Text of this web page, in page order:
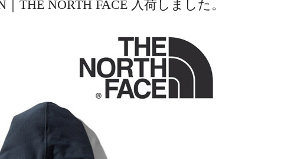
｜THE NORTH FACE 入荷しました。